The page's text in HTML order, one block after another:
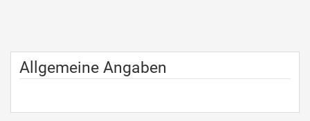
Allgemeine Angaben